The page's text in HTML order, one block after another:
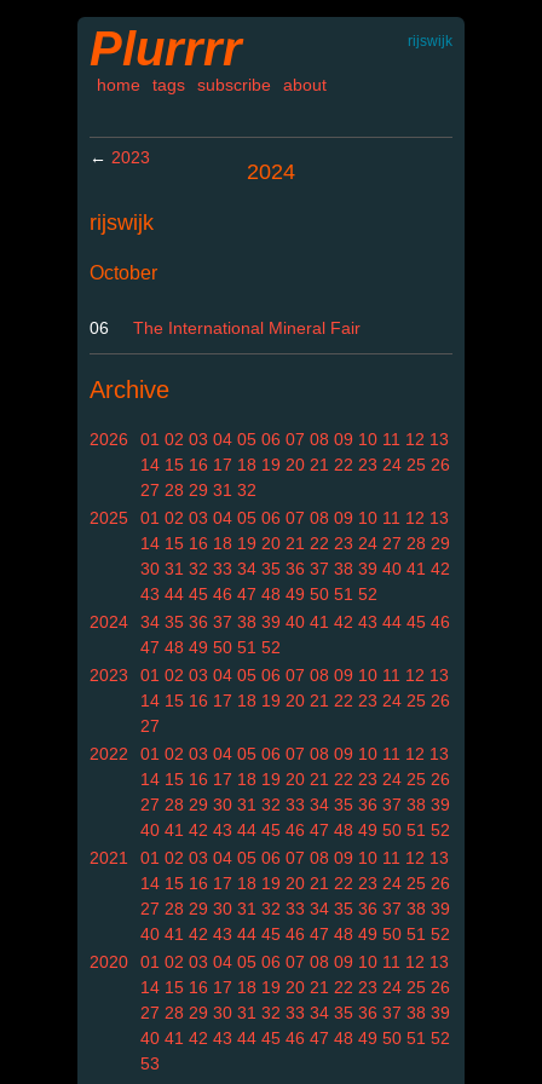
Plurrrr rijswijk
home tags subscribe about
← 2023
2024
rijswijk
October
06 The International Mineral Fair
Archive
2026 01 02 03 04 05 06 07 08 09 10 11 12 13
14 15 16 17 18 19 20 21 22 23 24 25 26
27 28 29 31 32
2025
01 02 03 04 05 06 07 08 09 10 11 12 13
14 15 16 18 19 20 21 22 23 24 27 28 29
30 31 32 33 34 35 36 37 38 39 40 41 42
43 44 45 46 47 48 49 50 51 52
2024
34 35 36 37 38 39 40 41 42 43 44 45 46
47 48 49 50 51 52
2023
01 02 03 04 05 06 07 08 09 10 11 12 13
14 15 16 17 18 19 20 21 22 23 24 25 26
27
2022
01 02 03 04 05 06 07 08 09 10 11 12 13
14 15 16 17 18 19 20 21 22 23 24 25 26
27 28 29 30 31 32 33 34 35 36 37 38 39
40 41 42 43 44 45 46 47 48 49 50 51 52
2021
01 02 03 04 05 06 07 08 09 10 11 12 13
14 15 16 17 18 19 20 21 22 23 24 25 26
27 28 29 30 31 32 33 34 35 36 37 38 39
40 41 42 43 44 45 46 47 48 49 50 51 52
2020
01 02 03 04 05 06 07 08 09 10 11 12 13
14 15 16 17 18 19 20 21 22 23 24 25 26
27 28 29 30 31 32 33 34 35 36 37 38 39
40 41 42 43 44 45 46 47 48 49 50 51 52
53